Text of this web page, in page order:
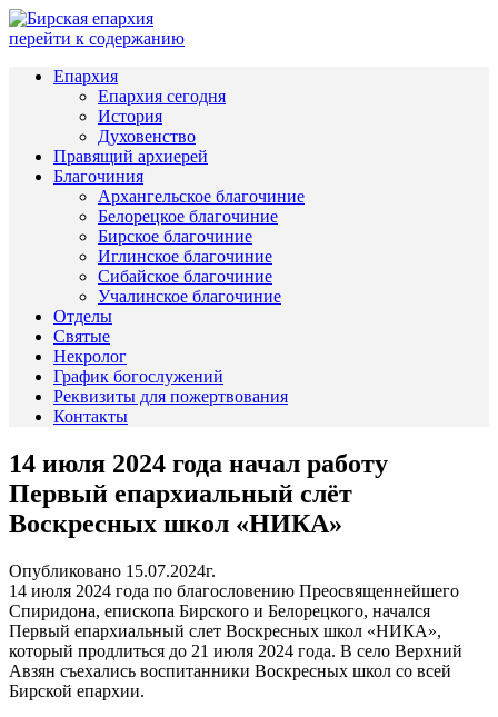
перейти к содержанию
Епархия
Епархия сегодня
История
Духовенство
Правящий архиерей
Благочиния
Архангельское благочиние
Белорецкое благочиние
Бирское благочиние
Иглинское благочиние
Сибайское благочиние
Учалинское благочиние
Отделы
Святые
Некролог
График богослужений
Реквизиты для пожертвования
Контакты
14 июля 2024 года начал работу
Первый епархиальный слёт
Воскресных школ «НИКА»
Опубликовано 15.07.2024г.
14 июля 2024 года по благословению Преосвященнейшего
Спиридона, епископа Бирского и Белорецкого, начался
Первый епархиальный слет Воскресных школ «НИКА»,
который продлиться до 21 июля 2024 года. В село Верхний
Авзян съехались воспитанники Воскресных школ со всей
Бирской епархии.